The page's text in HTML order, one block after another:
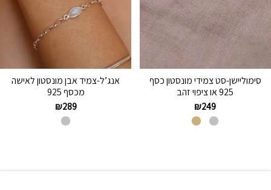
סימוליישן-סט צמידי מונסטון כסף
925 או ציפוי זהב
₪249
אנג’ל-צמיד אבן מונסטון לאישה
מכסף 925
₪289